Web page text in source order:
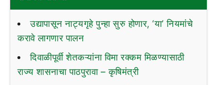
उद्यापासून नाट्यगृहे पुन्हा सुरु होणार, ‘या’ नियमांचे
करावे लागणार पालन
दिवाळीपूर्वी शेतकऱ्यांना विमा रक्कम मिळण्यासाठी
राज्य शासनाचा पाठपुरावा – कृषिमंत्री